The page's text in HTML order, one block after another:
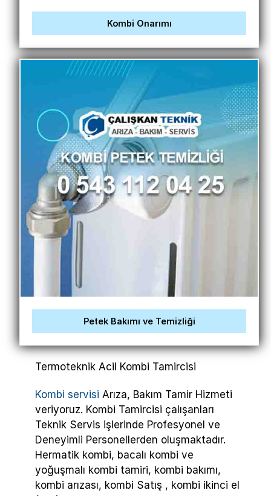
Kombi Onarımı
Petek Bakımı ve Temizliği
Termoteknik Acil Kombi Tamircisi
Kombi servisi Arıza, Bakım Tamir Hizmeti
veriyoruz. Kombi Tamircisi çalışanları
Teknik Servis işlerinde Profesyonel ve
Deneyimli Personellerden oluşmaktadır.
Hermatik kombi, bacalı kombi ve
yoğuşmalı kombi tamiri, kombi bakımı,
kombi arızası, kombi Satış , kombi ikinci el